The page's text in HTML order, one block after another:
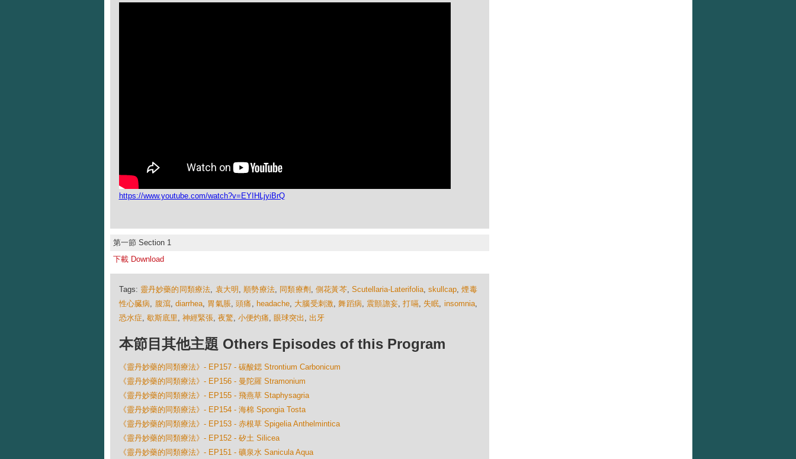
https://www.youtube.com/watch?v=EYIHLjyiBrQ
第一節 Section 1
下載 Download
Tags: 靈丹妙藥的同類療法, 袁大明 , 順勢療法, 同類療劑 ,側花黃芩,Scutellaria-Laterifolia,skullcap,煙毒
性心臓病, 腹瀉,diarrhea, 胃氣脹,頭痛 , headache, 大腦受刺激,舞蹈病, 震顫譫妄,打嗝, 失眠, insomnia,
恐水症, 歇斯底里, 神經緊張, 夜驚, 小便灼痛, 眼球突出 , 出牙
本節目其他主題 Others Episodes of this Program
《靈丹妙藥的同類療法》- EP157 - 碳酸鍶 Strontium Carbonicum
《靈丹妙藥的同類療法》- EP156 - 曼陀羅 Stramonium
《靈丹妙藥的同類療法》- EP155 - 飛燕草 Staphysagria
《靈丹妙藥的同類療法》- EP154 - 海棉 Spongia Tosta
《靈丹妙藥的同類療法》- EP153 - 赤根草 Spigelia Anthelmintica
《靈丹妙藥的同類療法》- EP152 - 矽土 Silicea
《靈丹妙藥的同類療法》- EP151 - 礦泉水 Sanicula Aqua